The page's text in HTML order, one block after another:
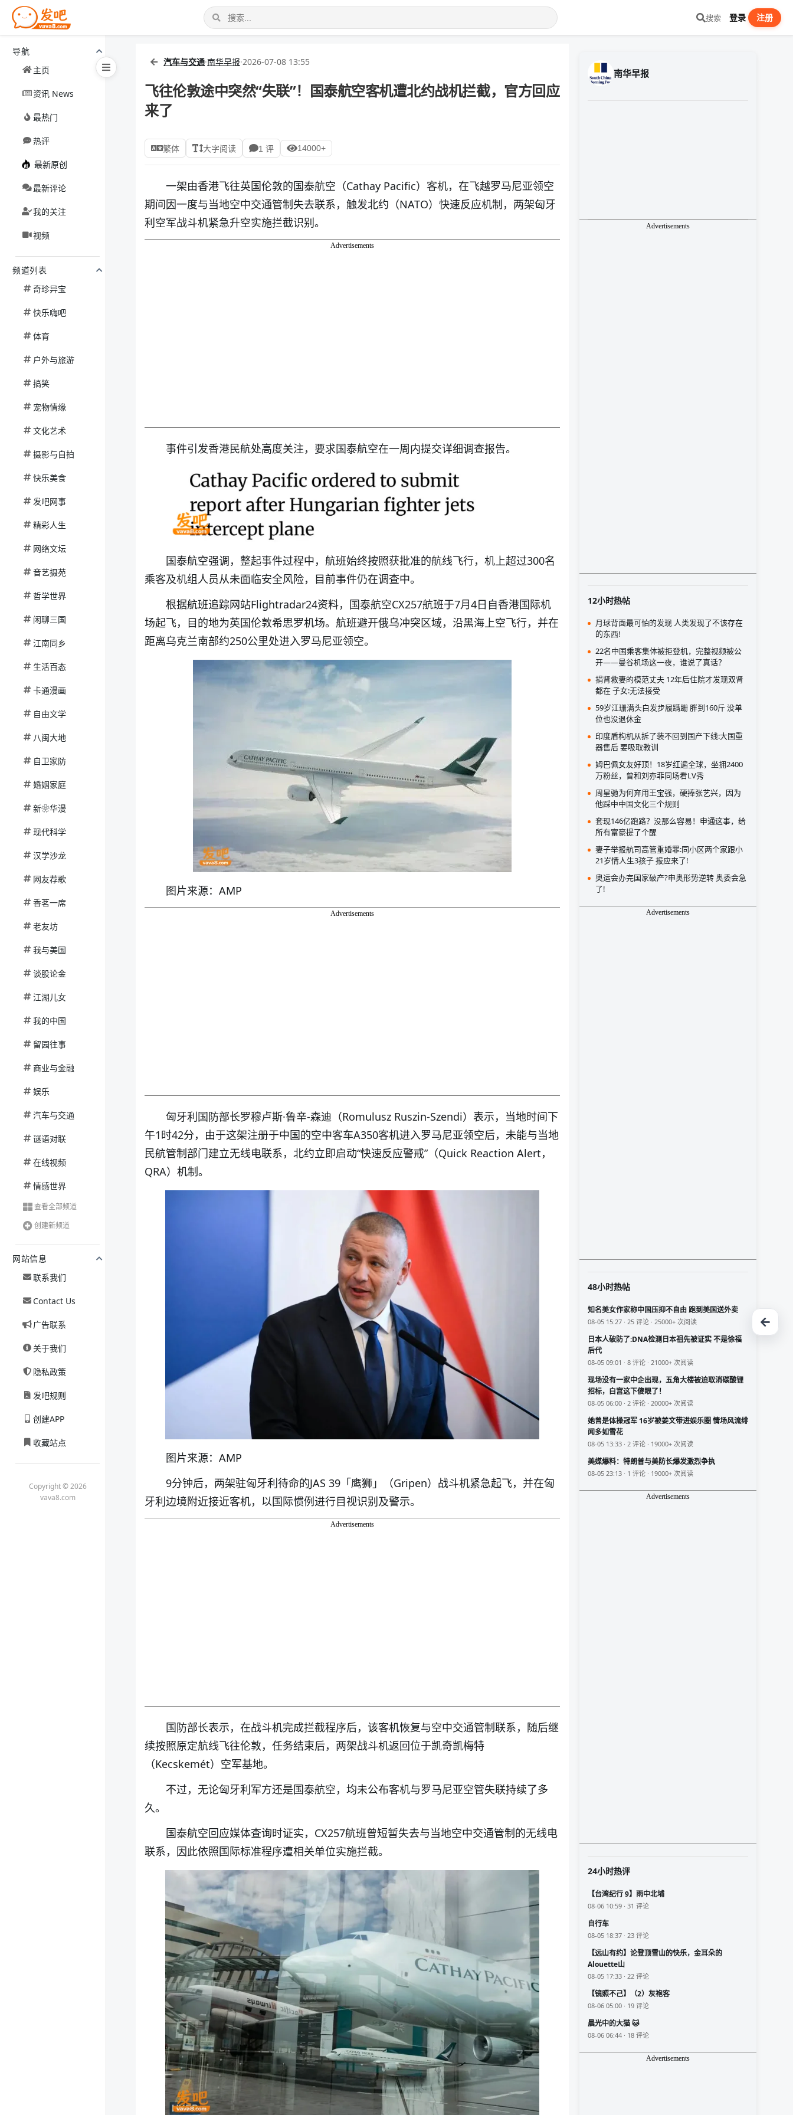
搜索 登录 注册
导航
主页
资讯 News
最热门
热评
最新原创
最新评论
我的关注
视频
频道列表
奇珍异宝
快乐嗨吧
体育
户外与旅游
搞笑
宠物情缘
文化艺术
摄影与自拍
快乐美食
发吧网事
精彩人生
网络文坛
音艺摄苑
哲学世界
闲聊三国
江南同乡
生活百态
卡通漫画
自由文学
八闽大地
自卫家防
婚姻家庭
新❀华漫
现代科学
汉学沙龙
网友荐歌
香茗一席
老友坊
我与美国
谈股论金
江湖儿女
我的中国
留园往事
商业与金融
娱乐
汽车与交通
谜语对联
在线视频
情感世界
查看全部频道
创建新频道
网站信息
联系我们
Contact Us
广告联系
关于我们
隐私政策
发吧规则
创建APP
收藏站点
Copyright © 2026
vava8.com
汽车与交通·南华早报·2026-07-08 13:55
飞往伦敦途中突然“失联”！国泰航空客机遭北约战机拦截，官方回应
来了
繁体 大字阅读 1 评 14000+
一架由香港飞往英国伦敦的国泰航空（Cathay Pacific）客机，在飞越罗马尼亚领空
期间因一度与当地空中交通管制失去联系，触发北约（NATO）快速反应机制，两架匈牙
利空军战斗机紧急升空实施拦截识别。
Advertisements
事件引发香港民航处高度关注，要求国泰航空在一周内提交详细调查报告。
国泰航空强调，整起事件过程中，航班始终按照获批准的航线飞行，机上超过300名
乘客及机组人员从未面临安全风险，目前事件仍在调查中。
根据航班追踪网站Flightradar24资料，国泰航空CX257航班于7月4日自香港国际机
场起飞，目的地为英国伦敦希思罗机场。航班避开俄乌冲突区域，沿黑海上空飞行，并在
距离乌克兰南部约250公里处进入罗马尼亚领空。
图片来源：AMP
Advertisements
匈牙利国防部长罗穆卢斯·鲁辛-森迪（Romulusz Ruszin-Szendi）表示，当地时间下
午1时42分，由于这架注册于中国的空中客车A350客机进入罗马尼亚领空后，未能与当地
民航管制部门建立无线电联系，北约立即启动“快速反应警戒”（Quick Reaction Alert，
QRA）机制。
图片来源：AMP
9分钟后，两架驻匈牙利待命的JAS 39「鹰狮」（Gripen）战斗机紧急起飞，并在匈
牙利边境附近接近客机，以国际惯例进行目视识别及警示。
Advertisements
国防部长表示，在战斗机完成拦截程序后，该客机恢复与空中交通管制联系，随后继
续按照原定航线飞往伦敦，任务结束后，两架战斗机返回位于凯奇凯梅特
（Kecskemét）空军基地。
不过，无论匈牙利军方还是国泰航空，均未公布客机与罗马尼亚空管失联持续了多
久。
国泰航空回应媒体查询时证实，CX257航班曾短暂失去与当地空中交通管制的无线电
联系，因此依照国际标准程序遭相关单位实施拦截。
南华早报
Advertisements
12小时热帖
月球背面最可怕的发现 人类发现了不该存在
的东西!
22名中国乘客集体被拒登机，完整视频被公
开——曼谷机场这一夜，谁说了真话？
捐肾救妻的模范丈夫 12年后住院才发现双肾
都在 子女:无法接受
59岁江珊满头白发步履蹒跚 胖到160斤 没单
位也没退休金
印度盾构机从拆了装不回到国产下线:大国重
器售后 要吸取教训
姆巴佩女友好顶！18岁红遍全球，坐拥2400
万粉丝，曾和刘亦菲同场看LV秀
周星驰为何弃用王宝强，硬捧张艺兴，因为
他踩中中国文化三个规则
套现146亿跑路？没那么容易！申通这事，给
所有富豪提了个醒
妻子举报航司高管重婚罪:同小区两个家跟小
21岁情人生3孩子 报应来了!
奥运会办完国家破产?申奥形势逆转 奥委会急
了!
Advertisements
48小时热帖
知名美女作家称中国压抑不自由 跑到美国送外卖
08-05 15:27 · 25 评论 · 25000+ 次阅读
日本人破防了:DNA检测日本祖先被证实 不是徐福
后代
08-05 09:01 · 8 评论 · 21000+ 次阅读
现场没有一家中企出现，五角大楼被迫取消碳酸锂
招标，白宫这下傻眼了！
08-05 06:00 · 2 评论 · 20000+ 次阅读
她曾是体操冠军 16岁被姜文带进娱乐圈 情场风流绯
闻多如雪花
08-05 13:33 · 2 评论 · 19000+ 次阅读
美媒爆料：特朗普与美防长爆发激烈争执
08-05 23:13 · 1 评论 · 19000+ 次阅读
Advertisements
24小时热评
【台湾纪行 9】雨中北埔
08-06 10:59 · 31 评论
自行车
08-05 18:37 · 23 评论
【远山有约】论登顶雪山的快乐，金耳朵的
Alouette山
08-05 17:33 · 22 评论
【镜照不己】（2）灰袍客
08-06 05:00 · 19 评论
晨光中的大猫 🐱
08-06 06:44 · 18 评论
Advertisements